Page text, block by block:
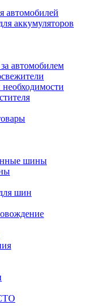
автомобилей
аккумуляторов
автомобилем
шины
шин